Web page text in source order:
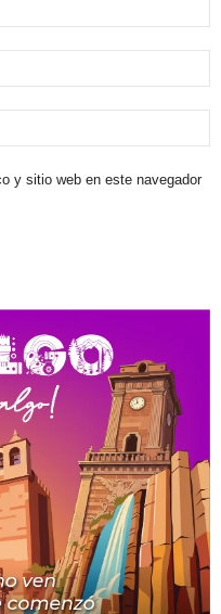
y sitio web en este navegador